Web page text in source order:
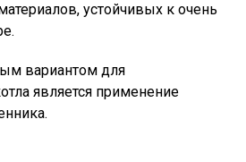
устойчивых к очень
вариантом для
является применение